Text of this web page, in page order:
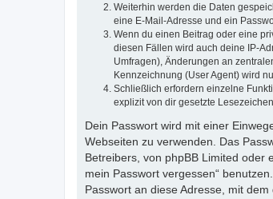
Weiterhin werden die Daten
eine E-Mail-Adresse und ein
Wenn du einen Beitrag oder eine
diesen Fällen wird auch deine IP-
Umfragen), Änderungen an
Kennzeichnung (User Agent) wird
Schließlich erfordern einzelne
explizit von dir gesetzte
Dein Passwort wird mit einer
Webseiten zu verwenden. Das
Betreibers, von phpBB Limited oder
mein Passwort vergessen“
Passwort an diese Adresse, mit